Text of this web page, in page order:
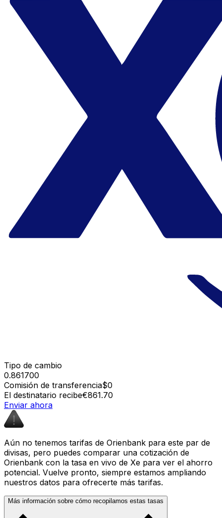
Tipo de cambio
0.861700
Comisión de transferencia$0
El destinatario recibe€861.70
Enviar ahora
Aún no tenemos tarifas de Orienbank para este par de
divisas, pero puedes comparar una cotización de
Orienbank con la tasa en vivo de Xe para ver el ahorro
potencial. Vuelve pronto, siempre estamos ampliando
nuestros datos para ofrecerte más tarifas.
Más información sobre cómo recopilamos estas tasas